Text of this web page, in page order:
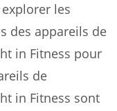
les
des appareils de
in Fitness pour
de
in Fitness sont